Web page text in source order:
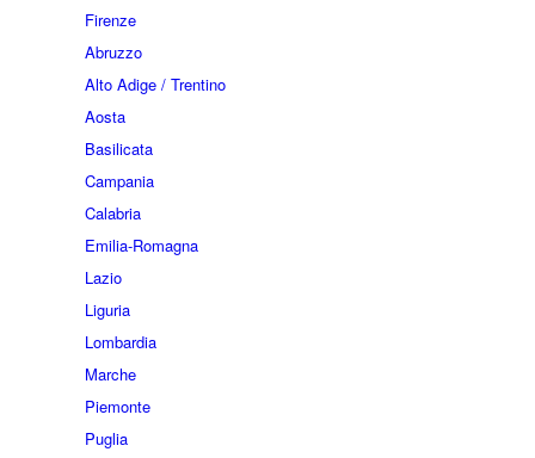
Firenze
Abruzzo
Alto Adige / Trentino
Aosta
Basilicata
Campania
Calabria
Emilia-Romagna
Lazio
Liguria
Lombardia
Marche
Piemonte
Puglia